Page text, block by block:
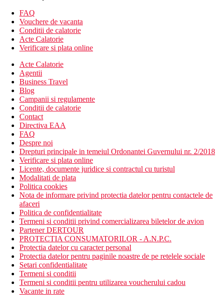
Hotelul dispune de:
receptie 24/7
2 lifturi
camera de bagaje
1 restaurant interior
taverna PERVOLI (vara)
loc de joaca in aer liber pentru copii
2 baruri
o sala de sport de ultima generatie
Salonul de infrumusetare si terapie
Descrierea plajei
Sezlonguri si umbrele contra cost
Activitati sportive gratuite
piscina (sezoniera)
Activitati sportive contra cost
sala de fitness
wellness & spa
Dieta
Restaurantul principal serveste toate mesele zilei cu
specific culinar international si local
Doua baruri
Categoria oficiala
3 stele
Site web
https://www.tsanotel.com/the-hotel/
FAQ
Vouchere de vacanta
Conditii de calatorie
Acte Calatorie
Verificare si plata online
Acte Calatorie
Agentii
Business Travel
Blog
Campanii si regulamente
Conditii de calatorie
Contact
Directiva EAA
FAQ
Despre noi
Drepturi principale in temeiul Ordonantei Guvernului nr. 2/2018
Verificare si plata online
Licente, documente juridice si contractul cu turistul
Modalitati de plata
Politica cookies
Nota de informare privind protectia datelor pentru contactele de
afaceri
Politica de confidentialitate
Termeni si conditii privind comercializarea biletelor de avion
Partener DERTOUR
PROTECTIA CONSUMATORILOR - A.N.P.C.
Protectia datelor cu caracter personal
Protectia datelor pentru paginile noastre de pe retelele sociale
Setari confidentialitate
Termeni si conditii
Termeni si conditii pentru utilizarea voucherului cadou
Vacante in rate